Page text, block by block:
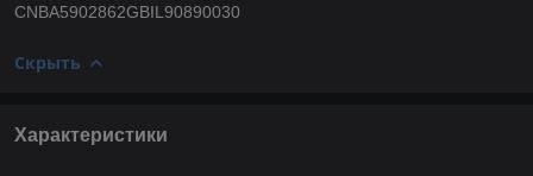
CNBA5902862GBIL90890030
Скрыть
Характеристики